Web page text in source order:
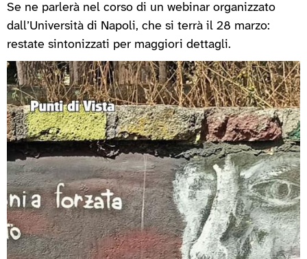
Se ne parlerà nel corso di un webinar organizzato
dall’Università di Napoli, che si terrà il 28 marzo:
restate sintonizzati per maggiori dettagli.